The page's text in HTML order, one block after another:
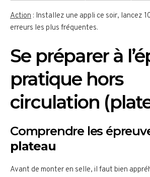
Action : Installez une appli ce soir, lancez
erreurs les plus fréquentes.
Se préparer à
pratique hors
circulation
Comprendre les
plateau
Avant de monter en selle, il faut bien